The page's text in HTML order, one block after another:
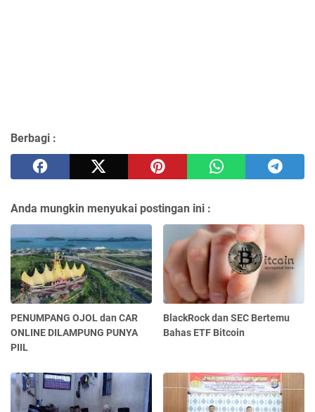
Berbagi :
Anda mungkin menyukai postingan ini :
PENUMPANG OJOL dan CAR
ONLINE DILAMPUNG PUNYA
PIIL
BlackRock dan SEC Bertemu
Bahas ETF Bitcoin